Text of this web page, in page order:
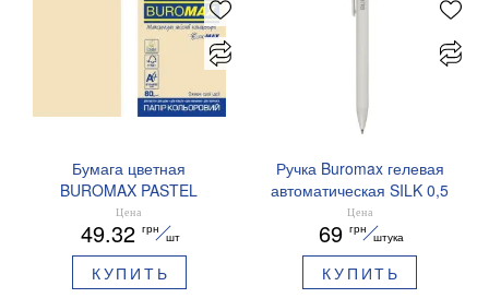
Бумага цветная
BUROMAX PASTEL
EUROMAX 20 арк А4 80 г/
мс BM.2721220E-08
Цена
49.32 грн
шт
КУПИТЬ
Ручка Buromax гелевая
автоматическая SILK 0,5
мм синие чернила
BM.83100
Цена
69 грн
штука
КУПИТЬ